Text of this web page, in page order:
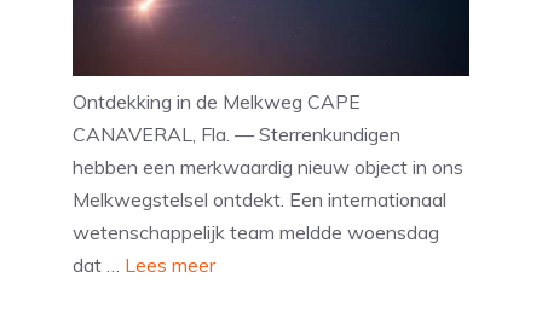
Ontdekking in de Melkweg CAPE
CANAVERAL, Fla. — Sterrenkundigen
hebben een merkwaardig nieuw object in ons
Melkwegstelsel ontdekt. Een internationaal
wetenschappelijk team meldde woensdag
dat … Lees meer